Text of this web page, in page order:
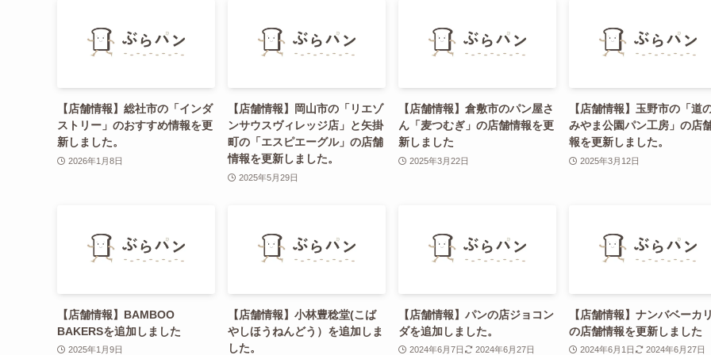
【店舗情報】総社市の「インダ
ストリー」のおすすめ情報を更
新しました。
2026年1月8日
【店舗情報】岡山市の「リエゾ
ンサウスヴィレッジ店」と矢掛
町の「エスピエーグル」の店舗
情報を更新しました。
2025年5月29日
【店舗情報】倉敷市のパン屋さ
ん「麦つむぎ」の店舗情報を更
新しました
2025年3月22日
【店舗情報】玉野市の「道
みやま公園パン工房」の店
報を更新しました。
2025年3月12日
【店舗情報】BAMBOO
BAKERSを追加しました
2025年1月9日
【店舗情報】小林豊稔堂(こば
やしほうねんどう）を追加しま
した。
【店舗情報】パンの店ジョコン
ダを追加しました。
2024年6月7日 2024年6月27日
【店舗情報】ナンバベーカ
の店舗情報を更新しました
2024年6月1日 2024年6月27日